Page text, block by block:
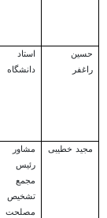
حسین
راغفر
استاد
دانشگاه
مجید خطیبی
مشاور
رئیس
مجمع
تشخیص
مصلحت